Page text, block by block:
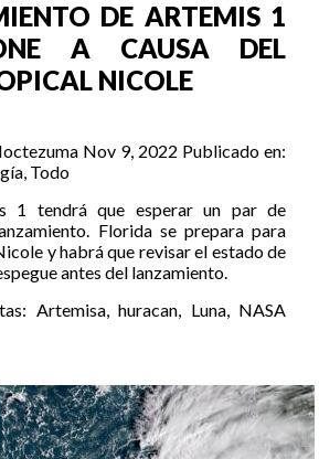
DE ARTEMIS 1
A CAUSA DEL
NICOLE
Nov 9, 2022 Publicado en:
, Todo
1 tendrá que esperar un par de
Florida se prepara para
y habrá que revisar el estado de
antes del lanzamiento.
Artemisa, huracan, Luna, NASA